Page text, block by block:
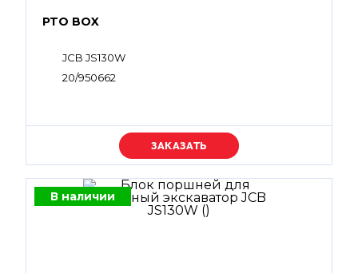
PTO BOX
JCB JS130W
20/950662
Уточняйте цену
В наличии